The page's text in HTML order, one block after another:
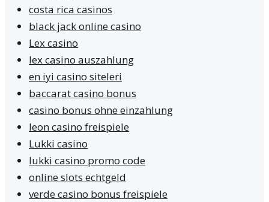
costa rica casinos
black jack online casino
Lex casino
lex casino auszahlung
en iyi casino siteleri
baccarat casino bonus
casino bonus ohne einzahlung
leon casino freispiele
Lukki casino
lukki casino promo code
online slots echtgeld
verde casino bonus freispiele